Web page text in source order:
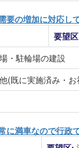
要の増加に対応し
要望
・駐輪場の建設
(既に実施済み・
に満車なので行政